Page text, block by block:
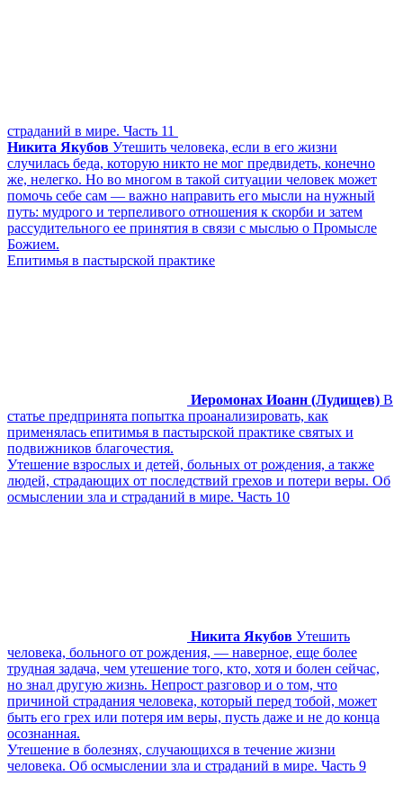
страданий в мире. Часть 11
Никита Якубов Утешить человека, если в его жизни
случилась беда, которую никто не мог предвидеть, конечно
же, нелегко. Но во многом в такой ситуации человек может
помочь себе сам — важно направить его мысли на нужный
путь: мудрого и терпеливого отношения к скорби и затем
рассудительного ее принятия в связи с мыслью о Промысле
Божием.
Епитимья в пастырской практике
Иеромонах Иоанн (Лудищев) В
статье предпринята попытка проанализировать, как
применялась епитимья в пастырской практике святых и
подвижников благочестия.
Утешение взрослых и детей, больных от рождения, а также
людей, страдающих от последствий грехов и потери веры. Об
осмыслении зла и страданий в мире. Часть 10
Никита Якубов Утешить
человека, больного от рождения, — наверное, еще более
трудная задача, чем утешение того, кто, хотя и болен сейчас,
но знал другую жизнь. Непрост разговор и о том, что
причиной страдания человека, который перед тобой, может
быть его грех или потеря им веры, пусть даже и не до конца
осознанная.
Утешение в болезнях, случающихся в течение жизни
человека. Об осмыслении зла и страданий в мире. Часть 9